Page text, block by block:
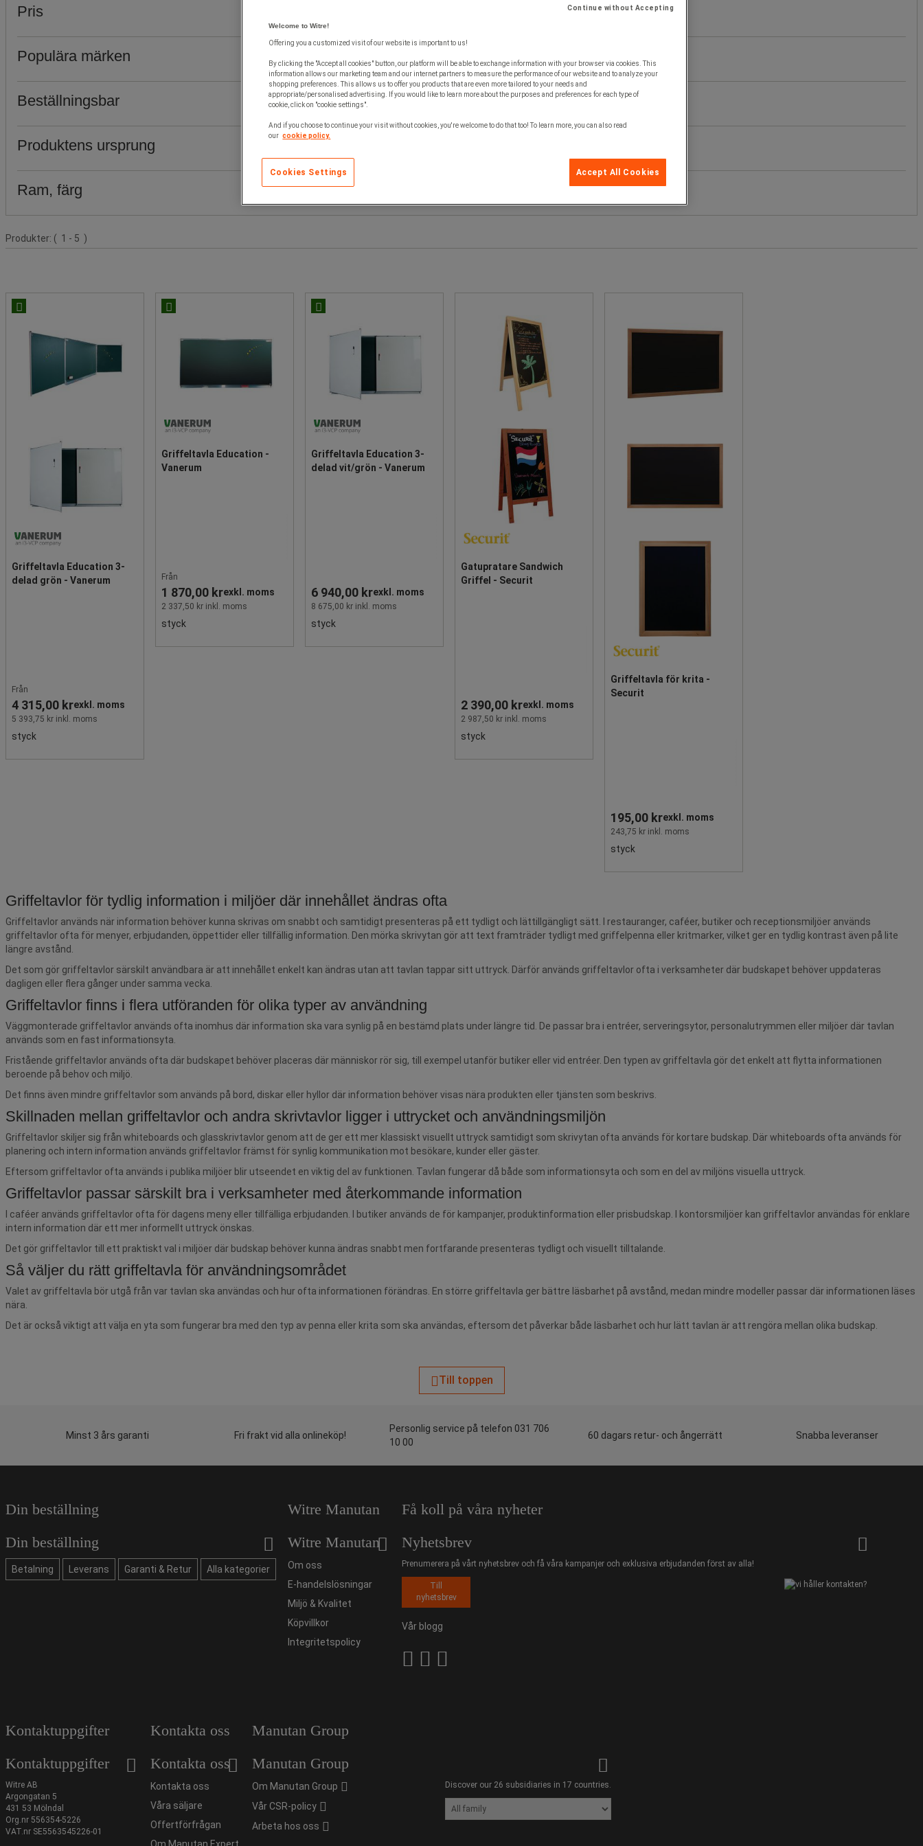
Pris
Populära märken
Beställningsbar
Produktens ursprung
Ram, färg
Produktlista
Produkter: ( 1 - 5 )
Griffeltavla Education 3-
delad grön - Vanerum
Från
4 315,00 krexkl. moms
5 393,75 kr inkl. moms
styck
Griffeltavla Education -
Vanerum
Från
1 870,00 krexkl. moms
2 337,50 kr inkl. moms
styck
Griffeltavla Education 3-
delad vit/grön - Vanerum
6 940,00 krexkl. moms
8 675,00 kr inkl. moms
styck
Gatupratare Sandwich
Griffel - Securit
2 390,00 krexkl. moms
2 987,50 kr inkl. moms
styck
Griffeltavla för krita -
Securit
195,00 krexkl. moms
243,75 kr inkl. moms
styck
Griffeltavlor för tydlig information i miljöer där innehållet ändras ofta
Griffeltavlor används när information behöver kunna skrivas om snabbt och samtidigt presenteras på ett tydligt och lättillgängligt sätt. I restauranger, caféer, butiker och receptionsmiljöer används
griffeltavlor ofta för menyer, erbjudanden, öppettider eller tillfällig information. Den mörka skrivytan gör att text framträder tydligt med griffelpenna eller kritmarker, vilket ger en tydlig kontrast även på lite
längre avstånd.
Det som gör griffeltavlor särskilt användbara är att innehållet enkelt kan ändras utan att tavlan tappar sitt uttryck. Därför används griffeltavlor ofta i verksamheter där budskapet behöver uppdateras
dagligen eller flera gånger under samma vecka.
Griffeltavlor finns i flera utföranden för olika typer av användning
Väggmonterade griffeltavlor används ofta inomhus där information ska vara synlig på en bestämd plats under längre tid. De passar bra i entréer, serveringsytor, personalutrymmen eller miljöer där tavlan
används som en fast informationsyta.
Fristående griffeltavlor används ofta där budskapet behöver placeras där människor rör sig, till exempel utanför butiker eller vid entréer. Den typen av griffeltavla gör det enkelt att flytta informationen
beroende på behov och miljö.
Det finns även mindre griffeltavlor som används på bord, diskar eller hyllor där information behöver visas nära produkten eller tjänsten som beskrivs.
Skillnaden mellan griffeltavlor och andra skrivtavlor ligger i uttrycket och användningsmiljön
Griffeltavlor skiljer sig från whiteboards och glasskrivtavlor genom att de ger ett mer klassiskt visuellt uttryck samtidigt som skrivytan ofta används för kortare budskap. Där whiteboards ofta används för
planering och intern information används griffeltavlor främst för synlig kommunikation mot besökare, kunder eller gäster.
Eftersom griffeltavlor ofta används i publika miljöer blir utseendet en viktig del av funktionen. Tavlan fungerar då både som informationsyta och som en del av miljöns visuella uttryck.
Griffeltavlor passar särskilt bra i verksamheter med återkommande information
I caféer används griffeltavlor ofta för dagens meny eller tillfälliga erbjudanden. I butiker används de för kampanjer, produktinformation eller prisbudskap. I kontorsmiljöer kan griffeltavlor användas för enklare
intern information där ett mer informellt uttryck önskas.
Det gör griffeltavlor till ett praktiskt val i miljöer där budskap behöver kunna ändras snabbt men fortfarande presenteras tydligt och visuellt tilltalande.
Så väljer du rätt griffeltavla för användningsområdet
Valet av griffeltavla bör utgå från var tavlan ska användas och hur ofta informationen förändras. En större griffeltavla ger bättre läsbarhet på avstånd, medan mindre modeller passar där informationen läses
nära.
Det är också viktigt att välja en yta som fungerar bra med den typ av penna eller krita som ska användas, eftersom det påverkar både läsbarhet och hur lätt tavlan är att rengöra mellan olika budskap.
Till toppen
Minst 3 års garanti Fri frakt vid alla onlineköp!
Personlig service på telefon 031 706
10 00
60 dagars retur- och ångerrätt Snabba leveranser
Din beställning
Din beställning
Betalning Leverans Garanti & Retur Alla kategorier
Witre Manutan
Witre Manutan
Om oss
E-handelslösningar
Miljö & Kvalitet
Köpvillkor
Integritetspolicy
Få koll på våra nyheter
Nyhetsbrev
Prenumerera på vårt nyhetsbrev och få våra kampanjer och exklusiva erbjudanden först av alla!
Till
nyhetsbrev
Vår blogg
Kontaktuppgifter
Kontaktuppgifter
Witre AB
Argongatan 5
431 53 Mölndal
Org.nr 556354-5226
VAT.nr SE5563545226-01
Kontakta oss
Kontakta oss
Kontakta oss
Våra säljare
Offertförfrågan
Om Manutan Expert
Manutan Group
Manutan Group
Om Manutan Group
Vår CSR-policy
Arbeta hos oss
Discover our 26 subsidiaries in 17 countries.
Continue without Accepting
Welcome to Witre!
Offering you a customized visit of our website is important to us!
By clicking the "Accept all cookies" button, our platform will be able to exchange information with your browser via cookies. This
information allows our marketing team and our internet partners to measure the performance of our website and to analyze your
shopping preferences. This allows us to offer you products that are even more tailored to your needs and
appropriate/personalised advertising. If you would like to learn more about the purposes and preferences for each type of
cookie, click on "cookie settings".
And if you choose to continue your visit without cookies, you're welcome to do that too! To learn more, you can also read
our cookie policy.
Accept All Cookies
Cookies Settings